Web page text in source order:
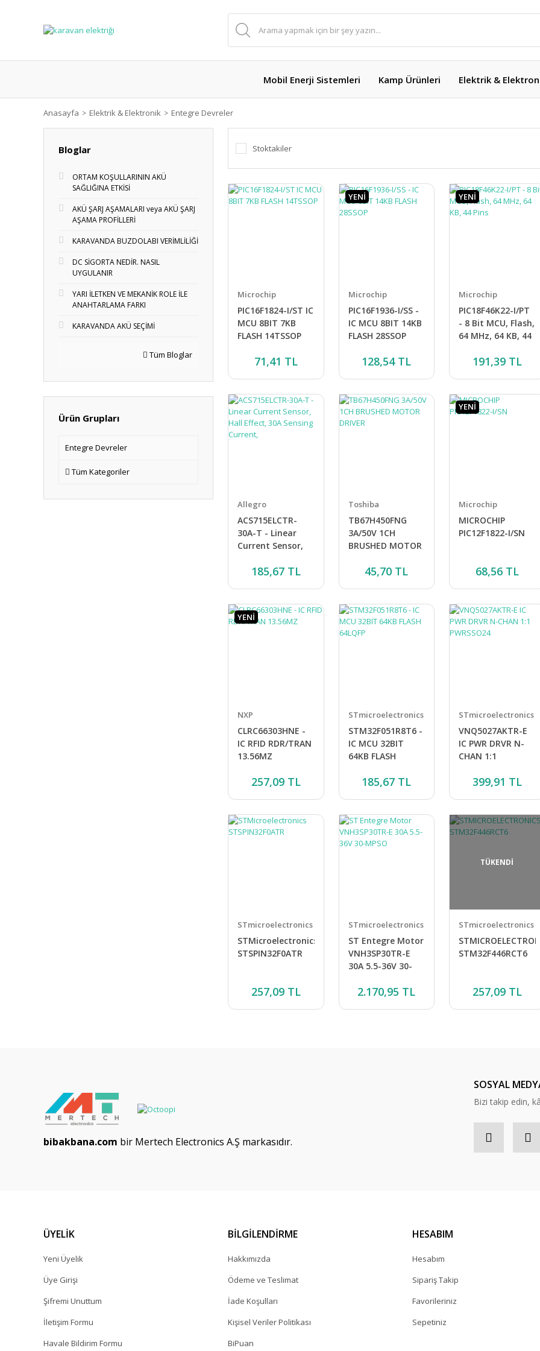
Mobil Enerji Sistemleri Kamp Ürünleri Elektrik &
Anasayfa Elektrik & Elektronik Entegre Devreler
Bloglar
ORTAM KOŞULLARININ AKÜ
SAĞLIĞINA ETKİSİ
AKÜ ŞARJ AŞAMALARI veya AKÜ ŞARJ
AŞAMA PROFİLLERİ
KARAVANDA BUZDOLABI VERİMLİLİĞİ
DC SİGORTA NEDİR. NASIL
UYGULANIR
YARI İLETKEN VE MEKANİK ROLE İLE
ANAHTARLAMA FARKI
KARAVANDA AKÜ SEÇİMİ
Tüm Bloglar
Ürün Grupları
Entegre Devreler
Tüm Kategoriler
Stoktakiler
Microchip
PIC16F1824-I/ST IC
MCU 8BIT 7KB
FLASH 14TSSOP
71,41 TL
YENİ
Microchip
PIC16F1936-I/SS -
IC MCU 8BIT 14KB
FLASH 28SSOP
128,54 TL
YENİ
Microchip
PIC18F46K22-I/PT
- 8 Bit MCU, Flash,
64 MHz, 64 KB, 44
191,39 TL
Allegro
ACS715ELCTR-
30A-T - Linear
Current Sensor,
Sensing Current,
185,67 TL
Toshiba
TB67H450FNG
3A/50V 1CH
BRUSHED MOTOR
45,70 TL
YENİ
Microchip
MICROCHIP
PIC12F1822-I/SN
68,56 TL
YENİ
NXP
CLRC66303HNE -
IC RFID RDR/TRAN
13.56MZ
257,09 TL
STmicroelectronics
STM32F051R8T6 -
IC MCU 32BIT
64KB FLASH
185,67 TL
STmicroelectronics
VNQ5027AKTR-E
IC PWR DRVR N-
CHAN 1:1
399,91 TL
STmicroelectronics
STMicroelectronics
STSPIN32F0ATR
257,09 TL
STmicroelectronics
ST Entegre Motor
VNH3SP30TR-E
30A 5.5-36V 30-
2.170,95 TL
TÜKENDİ
STmicroelectronics
STM32F446RCT6
257,09 TL
bibakbana.com bir Mertech Electronics A.Ş markasıdır.
SOSYAL
Bizi takip edin,
ÜYELİK
Yeni Üyelik
Üye Girişi
Şifremi Unuttum
İletişim Formu
Havale Bildirim Formu
BİLGİLENDİRME
Hakkımızda
Ödeme ve Teslimat
İade Koşulları
Kişisel Veriler Politikası
BiPuan
HESABIM
Hesabım
Sipariş Takip
Favorileriniz
Sepetiniz